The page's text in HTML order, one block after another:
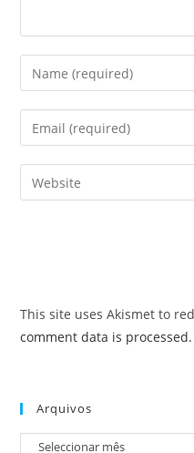
Enter
your
name
comment
Enter
your
email
address
Enter
your
This site uses Akismet to
comment data is processed.
Arquivos
Arquivos